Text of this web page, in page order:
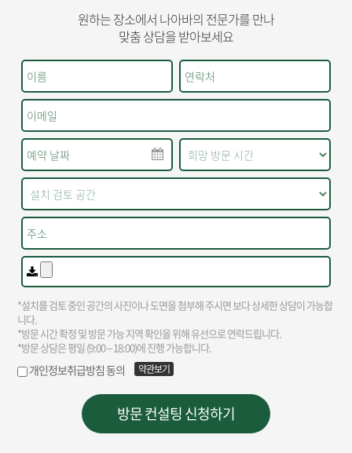
원하는 장소에서 나아바의 전문가를 만나
맞춤 상담을 받아보세요